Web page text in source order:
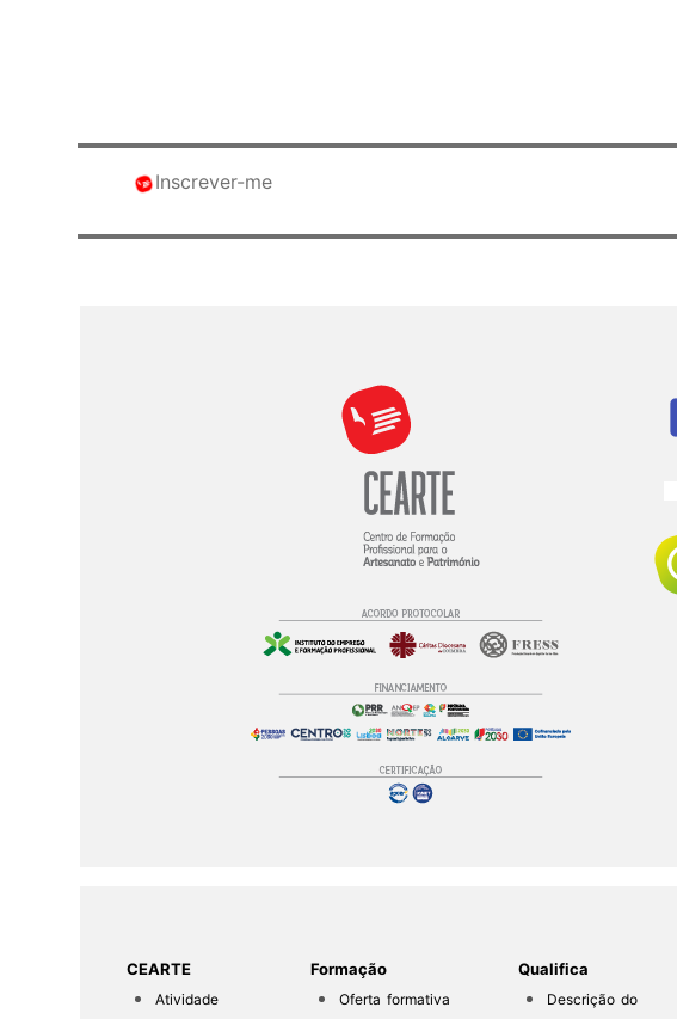
Inscrever-me
CEARTE
Atividade
Formação
Oferta formativa
Qualifica
Descrição do